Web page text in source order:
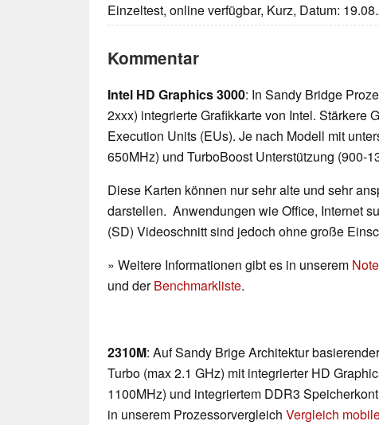
Einzeltest, online verfügbar, Kurz, Datum:
Kommentar
Intel HD Graphics 3000: In Sandy Bridge
2xxx) integrierte Grafikkarte von Intel. Stärkere
Execution Units (EUs). Je nach Modell mit
650MHz) und TurboBoost Unterstützung (900-
Diese Karten können nur sehr alte und sehr
darstellen. Anwendungen wie Office, Internet
(SD) Videoschnitt sind jedoch ohne große
» Weitere Informationen gibt es in unserem
und derBenchmarkliste.
2310M: Auf Sandy Brige Architektur
Turbo (max 2.1 GHz) mit integrierter HD
1100MHz) und integriertem DDR3
in unserem Prozessorvergleich Vergleich